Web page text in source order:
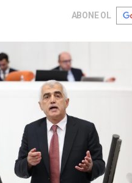
ABONE OL